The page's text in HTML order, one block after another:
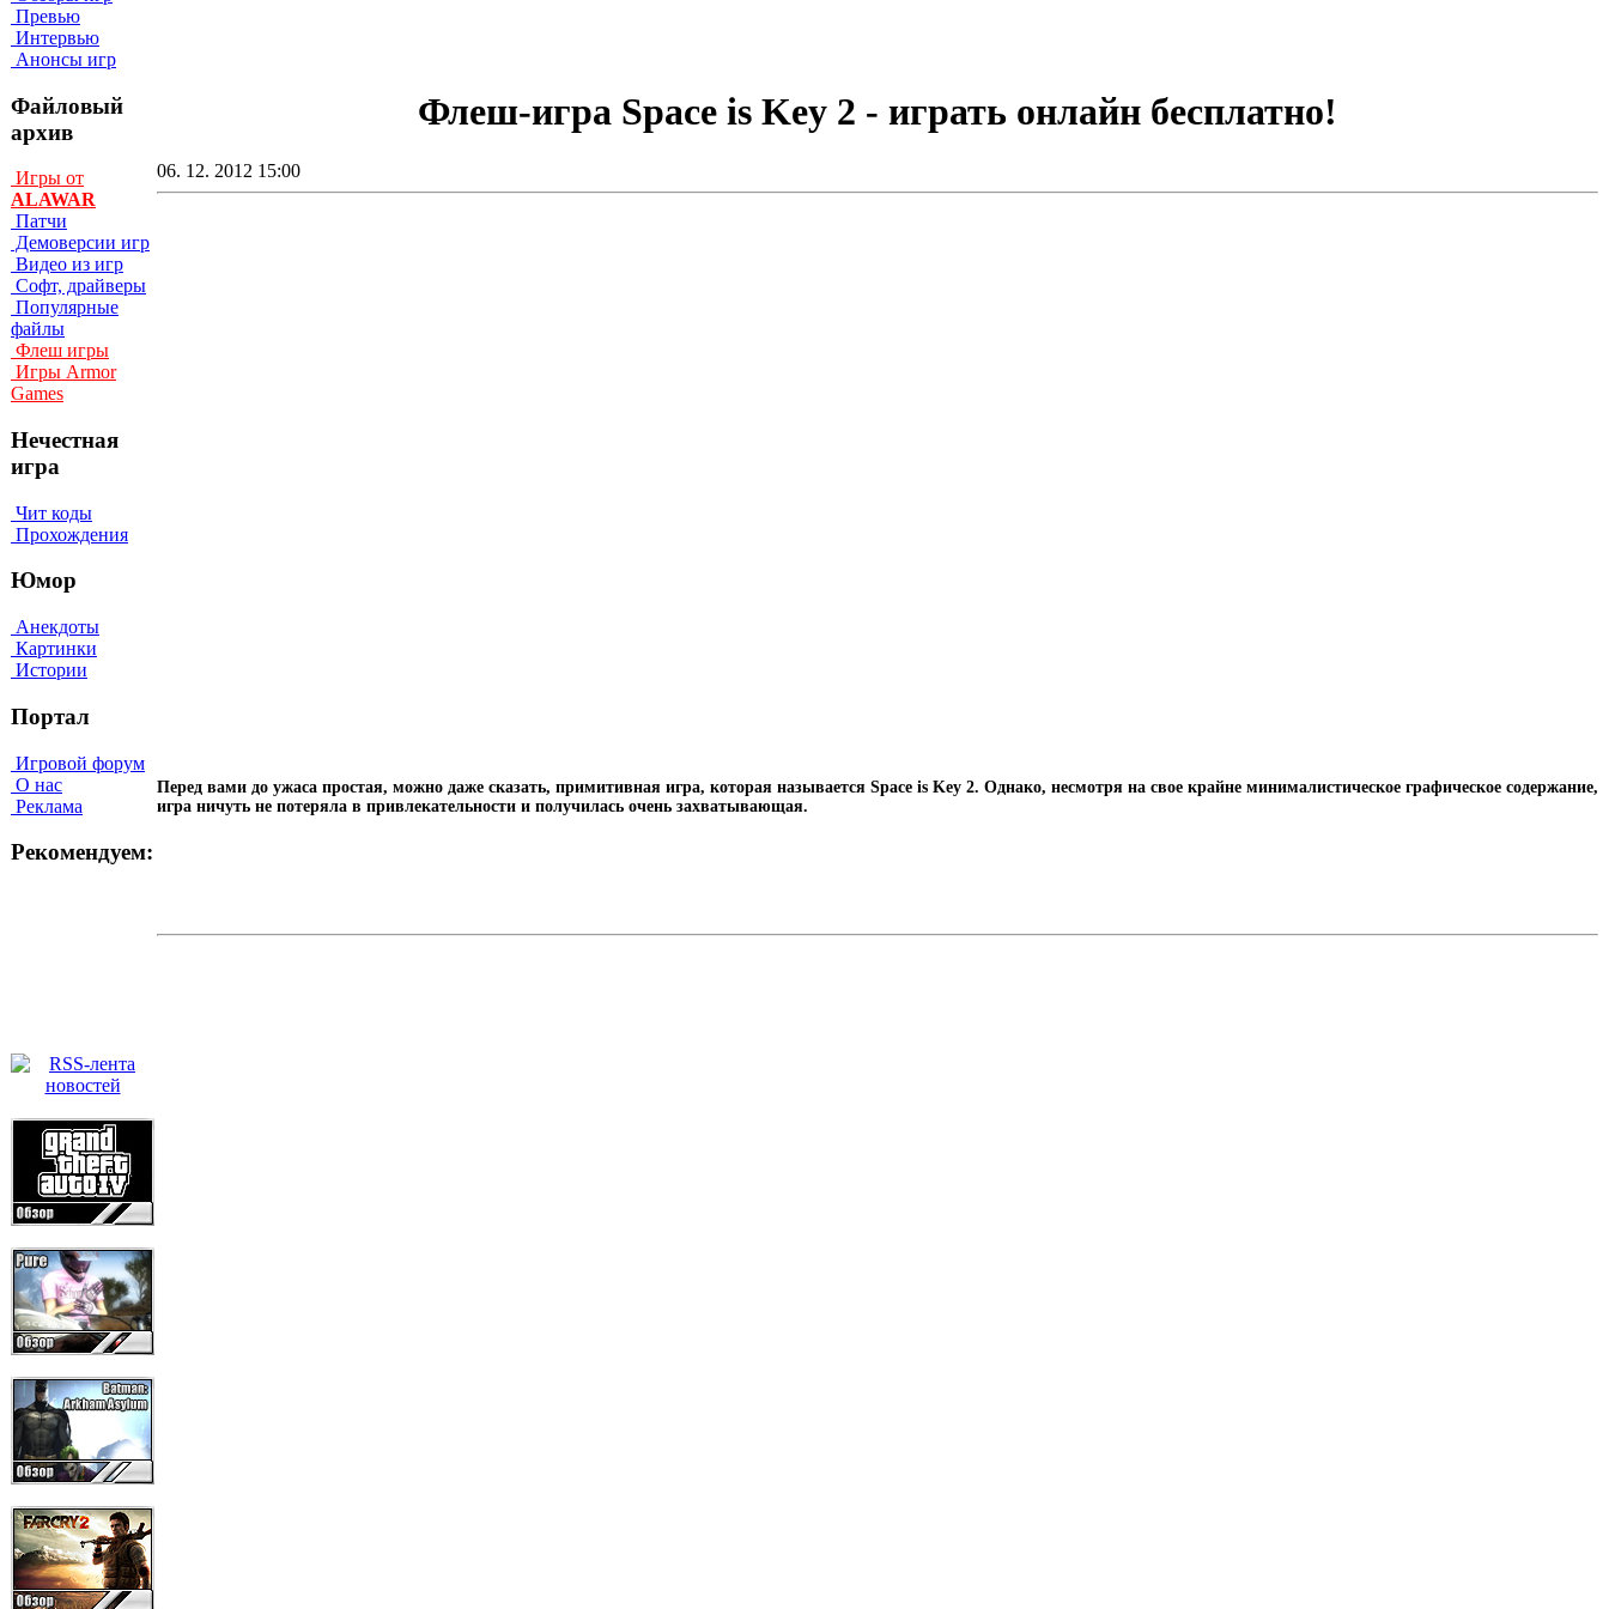
Превью
Интервью
Анонсы игр
Файловый
архив
Игры от
ALAWAR
Патчи
Демоверсии игр
Видео из игр
Софт, драйверы
Популярные
файлы
Флеш игры
Игры Armor
Games
Нечестная
игра
Чит коды
Прохождения
Юмор
Анекдоты
Картинки
Истории
Портал
Игровой форум
О нас
Реклама
Рекомендуем:
Флеш-игра Space is Key 2 - играть онлайн бесплатно!
06. 12. 2012 15:00
Перед вами до ужаса простая, можно даже сказать, примитивная игра, которая называется Space is Key 2. Однако, несмотря на свое крайне минималистическое графическое содержание,
игра ничуть не потеряла в привлекательности и получилась очень захватывающая.